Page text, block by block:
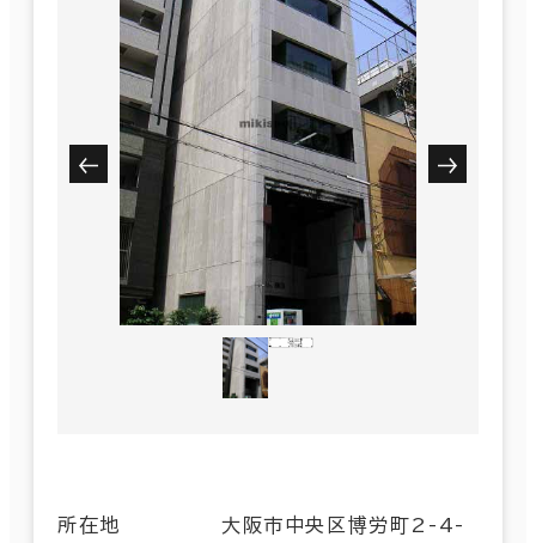
所在地
大阪市中央区博労町2-4-